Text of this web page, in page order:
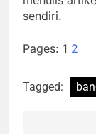
sendiri.
Pages: 1 2
Tagged: